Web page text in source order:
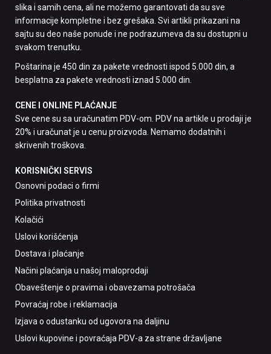
slika i samih cena, ali ne možemo garantovati da su sve
informacije kompletne i bez grešaka. Svi artikli prikazani na
sajtu su deo naše ponude i ne podrazumeva da su dostupni u
svakom trenutku.
Poštarina je 450 din za pakete vrednosti ispod 5.000 din, a
besplatna za pakete vrednosti iznad 5.000 din.
CENE I ONLINE PLAĆANJE
Sve cene su sa uračunatim PDV-om. PDV na artikle u prodaji je
20% i uračunat je u cenu proizvoda. Nemamo dodatnih i
skrivenih troškova.
KORISNIČKI SERVIS
Osnovni podaci o firmi
Politika privatnosti
Kolačići
Uslovi korišćenja
Dostava i plaćanje
Načini plaćanja u našoj maloprodaji
Obaveštenje o pravima i obavezama potrošača
Povraćaj robe i reklamacija
Izjava o odustanku od ugovora na daljinu
Uslovi kupovine i povraćaja PDV-a za strane državljane